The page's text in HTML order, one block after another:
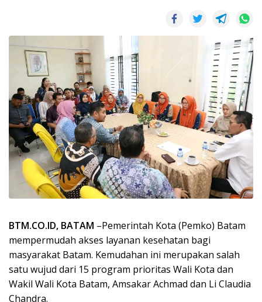
BTM.CO.ID, BATAM –Pemerintah Kota (Pemko) Batam
mempermudah akses layanan kesehatan bagi
masyarakat Batam. Kemudahan ini merupakan salah
satu wujud dari 15 program prioritas Wali Kota dan
Wakil Wali Kota Batam, Amsakar Achmad dan Li Claudia
Chandra.